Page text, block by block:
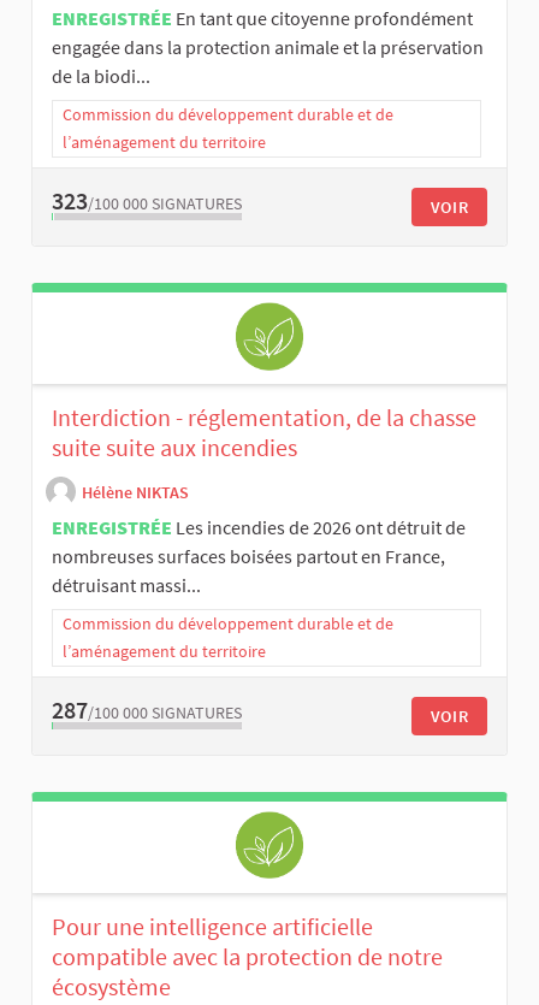
ENREGISTRÉE En tant que citoyenne profondément
engagée dans la protection animale et la préservation
de la biodi...
Commission du développement durable et de
l’aménagement du territoire
323/100 000 SIGNATURES VOIR
Interdiction - réglementation, de la chasse
suite suite aux incendies
Hélène NIKTAS
ENREGISTRÉE Les incendies de 2026 ont détruit de
nombreuses surfaces boisées partout en France,
détruisant massi...
Commission du développement durable et de
l’aménagement du territoire
287/100 000 SIGNATURES VOIR
Pour une intelligence artificielle
compatible avec la protection de notre
écosystème